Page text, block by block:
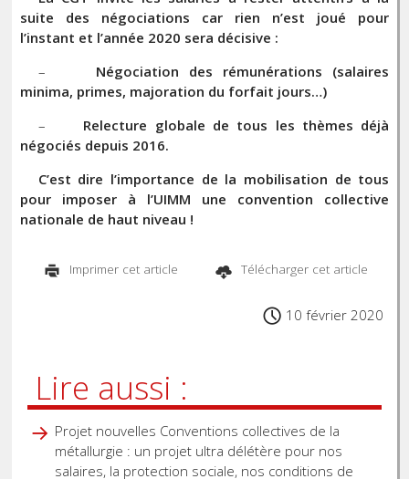
suite des négociations car rien n’est joué pour
l’instant et l’année 2020 sera décisive :
– Négociation des rémunérations (salaires
minima, primes, majoration du forfait jours…)
– Relecture globale de tous les thèmes déjà
négociés depuis 2016.
C’est dire l’importance de la mobilisation de tous
pour imposer à l’UIMM une convention collective
nationale de haut niveau !
Imprimer cet article Télécharger cet article
10 février 2020
Lire aussi :
Projet nouvelles Conventions collectives de la
métallurgie : un projet ultra délétère pour nos
salaires, la protection sociale, nos conditions de